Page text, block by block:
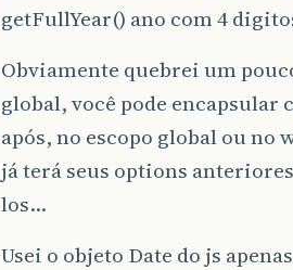
getFullYear() ano com 4
Obviamente quebrei um
global, você pode encapsular
após, no escopo global ou
já terá seus options
los…
Usei o objeto Date do js